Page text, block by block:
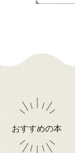
おすすめの本